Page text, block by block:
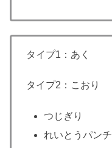
タイプ1：あく
タイプ2：こおり
つじぎり
れいとうパンチ